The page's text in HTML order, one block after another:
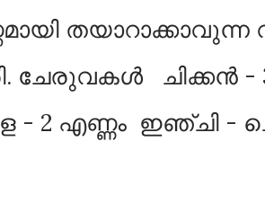
തയാറാക്കാവുന്ന
ചേരുവകൾ ചിക്കൻ
- 2 എണ്ണം ഇഞ്ചി -